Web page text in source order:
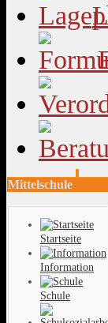
Mittelschule
Startseite
Information
Schule